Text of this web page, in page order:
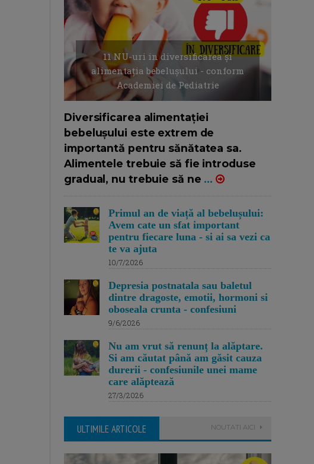
11 NU-uri in diversificarea și
alimentația bebelușului - conform
Academiei de Pediatrie
Diversificarea alimentației
bebelușului este extrem de
importantă pentru sănătatea sa.
Alimentele trebuie să fie introduse
gradual, nu trebuie să ne ...
Primul an de viață al bebelușului:
Avem cate un sfat important
pentru fiecare luna - si ai sa vezi ca
te va ajuta
10/7/2026
Depresia postnatala sau baletul
dintre dragoste, emotii, hormoni si
oboseala crunta - confesiuni
9/6/2026
Nu am vrut să renunț la alăptare.
Si am căutat până am găsit cauza
durerii - confesiunile unei mame
care alăptează
27/3/2026
ULTIMILE ARTICOLE NOUTATI AICI